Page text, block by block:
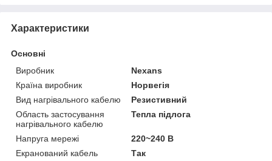
Характеристики
Основні
Виробник
Nexans
Країна виробник
Норвегія
Вид нагрівального кабелю
Резистивний
Область застосування
нагрівального кабелю
Тепла підлога
Напруга мережі
220~240 В
Екранований кабель
Так